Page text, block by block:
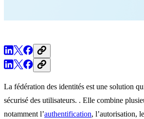
La fédération des identités est une solution
sécurisé des utilisateurs. . Elle combine
notamment l’authentification, l’autorisation,